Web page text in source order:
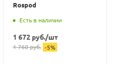
Rospod
Есть в наличии
1 672руб./шт
1 760руб. -5%